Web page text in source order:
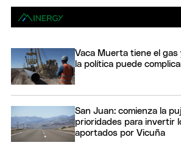
Vaca Muerta tiene el gas
la política puede
San Juan: comienza la
prioridades para invertir
aportados por Vicuña